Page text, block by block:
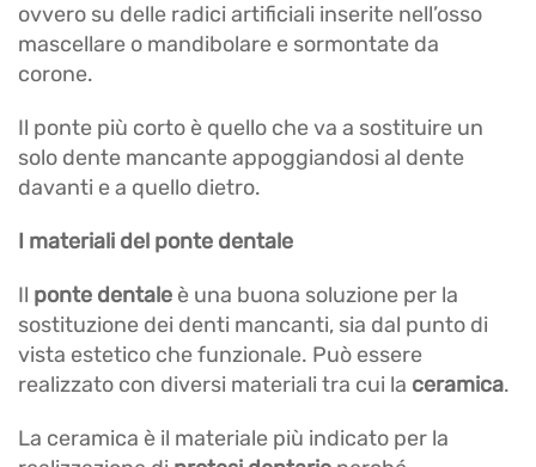
ovvero su delle radici artificiali inserite nell’osso
mascellare o mandibolare e sormontate da
corone.
Il ponte più corto è quello che va a sostituire un
solo dente mancante appoggiandosi al dente
davanti e a quello dietro.
I materiali del ponte dentale
Il ponte dentale è una buona soluzione per la
sostituzione dei denti mancanti, sia dal punto di
vista estetico che funzionale. Può essere
realizzato con diversi materiali tra cui la ceramica.
La ceramica è il materiale più indicato per la